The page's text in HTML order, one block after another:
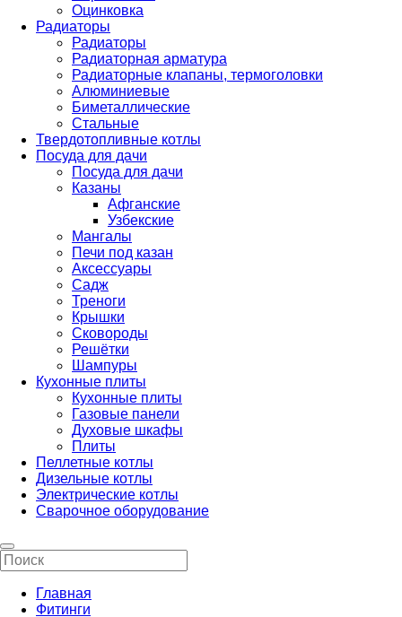
Оцинковка
Радиаторы
Радиаторы
Радиаторная арматура
Радиаторные клапаны, термоголовки
Алюминиевые
Биметаллические
Стальные
Твердотопливные котлы
Посуда для дачи
Посуда для дачи
Казаны
Афганские
Узбекские
Мангалы
Печи под казан
Аксессуары
Садж
Треноги
Крышки
Сковороды
Решётки
Шампуры
Кухонные плиты
Кухонные плиты
Газовые панели
Духовые шкафы
Плиты
Пеллетные котлы
Дизельные котлы
Электрические котлы
Сварочное оборудование
Главная
Фитинги